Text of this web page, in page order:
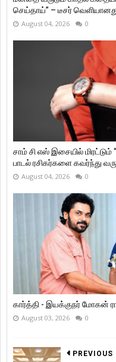
செய்தாய்” – டீசர்
August 04, 2026 0
சாம் சி எஸ் இசையில் மிரட்டும்
பாடல் ரசிகர்களை கவர்ந்து
August 04, 2026 0
கார்த்தி - இயக்குநர் மோகன்
August 03, 2026 0
PREVIOUS